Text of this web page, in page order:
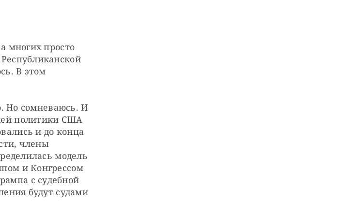
многих просто
В этом
Но сомневаюсь. И
политики США
и до конца
члены
модель
и Конгрессом
с судебной
будут судами